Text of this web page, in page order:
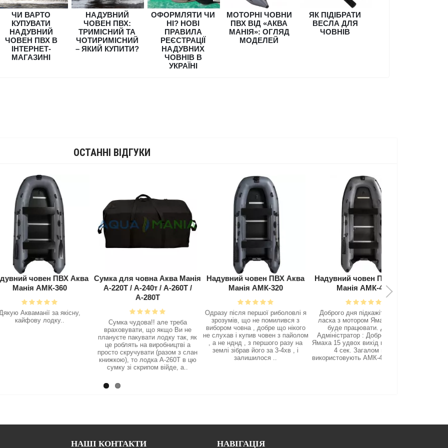
ЧИ ВАРТО
КУПУВАТИ
НАДУВНИЙ
ЧОВЕН ПВХ В
ІНТЕРНЕТ-
МАГАЗИНІ
НАДУВНИЙ
ЧОВЕН ПВХ:
ТРИМІСНИЙ ТА
ЧОТИРИМІСНИЙ
– ЯКИЙ КУПИТИ?
ОФОРМЛЯТИ ЧИ
НІ? НОВІ
ПРАВИЛА
РЕЄСТРАЦІЇ
НАДУВНИХ
ЧОВНІВ В
УКРАЇНІ
МОТОРНІ ЧОВНИ
ПВХ ВІД «АКВА
МАНІЯ»: ОГЛЯД
МОДЕЛЕЙ
ЯК ПІДІБРАТИ
ВЕСЛА ДЛЯ
ЧОВНІВ
ОСТАННІ ВІДГУКИ
ПВХ Аква
АМК-360
за якісну,
лодку..
Сумка для човна Аква Манія
А-220Т / А-240т / А-260Т /
Сумка чудова!! але треба
враховувати, що якщо Ви не
плануєте пакувати лодку так, як
це роблять на виробництві а
просто скручувати (разом з слан
книжкою), то лодка А-260Т в цю
сумку зі скрипом війде, а..
Надувний човен ПВХ Аква
Манія АМК-320
Одразу після першої риболовлі я
зрозумів, що не помилився з
вибором човна , добре що нікого
не слухав і купив човен з пайолом
, а не нднд , з першого разу на
землі зібрав його за 3-4хв , і
залишилося ..
Надувний човен ПВХ Аква
Манія АМК-400
Доброго дня підкажіть будь -
ласка з мотором Ямаха 15, як
буде працювати. Дякую
Адміністратор : Доброго дня, з
Ямаха 15 удвох вихід на глісер 3-
4 сек. Загалом всі і
використовують АМК-400 з мото..
НАШІ КОНТАКТИ НАВІГАЦІЯ